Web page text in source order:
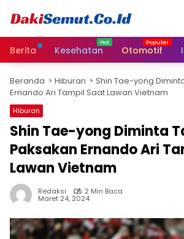
Berita Kesehatan Otomotif
Beranda Hiburan
Shin Tae-yong
Ernando Ari Tampil Saat Lawan Vietnam
Hiburan
Shin Tae-yong Diminta
Paksakan Ernando Ari
Lawan Vietnam
Redaksi 2 Min Baca
Maret 24, 2024